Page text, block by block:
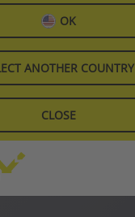
OK
ANOTHER COUNTRY
CLOSE